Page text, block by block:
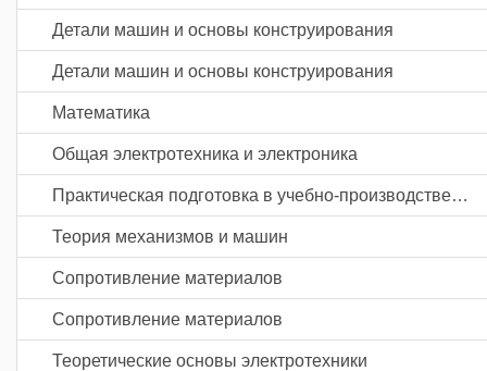
Детали машин и основы конструирования
Детали машин и основы конструирования
Математика
Общая электротехника и электроника
Практическая подготовка в учебно-производственных мастерских
Теория механизмов и машин
Сопротивление материалов
Сопротивление материалов
Теоретические основы электротехники